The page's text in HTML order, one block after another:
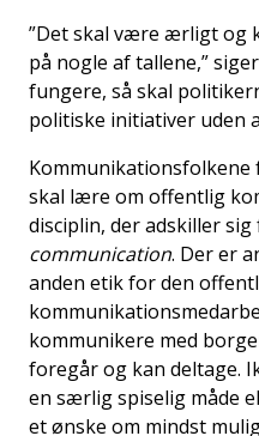
”Det skal være ærligt og
på nogle af tallene,”
fungere, så skal
politiske initiativer uden
skal lære om offentlig
disciplin, der adskiller sig
communication. Der er
anden etik for den
kommunikere med
foregår og kan deltage.
en særlig spiselig måde
et ønske om mindst